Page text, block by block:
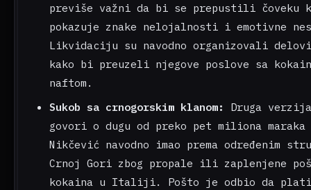
previše važni da bi se prepustili čoveku
pokazuje znake nelojalnosti i emotivne
Likvidaciju su navodno organizovali
kako bi preuzeli njegove poslove sa
naftom.
Sukob sa crnogorskim klanom:
Druga
govori o dugu od preko pet miliona
Nikčević navodno imao prema određenim
Crnoj Gori zbog propale ili zaplenjene
kokaina u Italiji. Pošto je odbio da